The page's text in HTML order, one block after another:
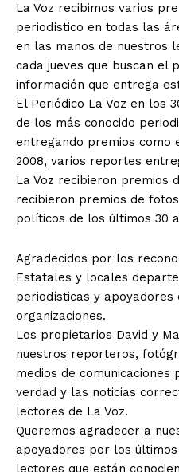
La Voz recibimos varios
periodístico en todas las
en las manos de nuestros
cada jueves que buscan el
información que entrega
El Periódico La Voz en los
de los más conocido
entregando premios como
2008, varios reportes
La Voz recibieron premios
recibieron premios de
políticos de los últimos 30
Agradecidos por los
Estatales y locales
periodísticas y apoyadores
organizaciones.
Los propietarios David y
nuestros reporteros,
medios de
verdad y las noticias
lectores de La Voz.
Queremos agradecer a
apoyadores por los